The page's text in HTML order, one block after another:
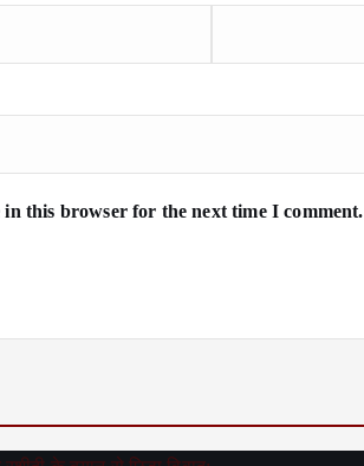
in this browser for the next time I comment.